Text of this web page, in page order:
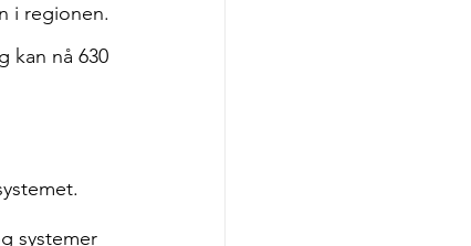
i regionen.
kan nå 630
systemer